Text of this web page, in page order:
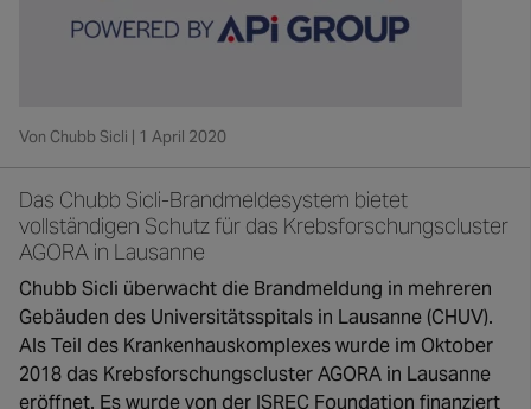
Von Chubb Sicli | 1 April 2020
Das Chubb Sicli-Brandmeldesystem bietet
vollständigen Schutz für das Krebsforschungscluster
AGORA in Lausanne
Chubb Sicli überwacht die Brandmeldung in mehreren
Gebäuden des Universitätsspitals in Lausanne (CHUV).
Als Teil des Krankenhauskomplexes wurde im Oktober
2018 das Krebsforschungscluster AGORA in Lausanne
eröffnet. Es wurde von der ISREC Foundation finanziert